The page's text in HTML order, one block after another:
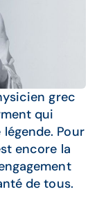
grec
qui
Pour
encore la
de tous.